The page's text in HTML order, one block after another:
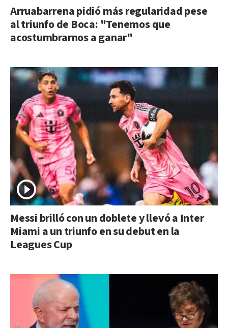
Arruabarrena pidió más regularidad pese
al triunfo de Boca: "Tenemos que
acostumbrarnos a ganar"
Messi brilló con un doblete y llevó a Inter
Miami a un triunfo en su debut en la
Leagues Cup